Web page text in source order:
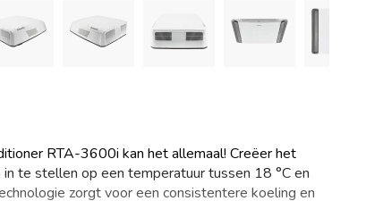
RTA-3600i kan het allemaal! Creëer het
te stellen op een temperatuur tussen 18 °C en
zorgt voor een consistentere koeling en